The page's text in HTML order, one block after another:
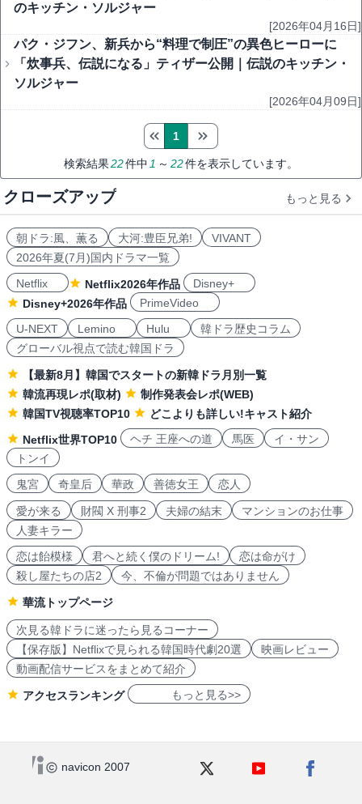
のキッチン・ソルジャー
[2026年04月16日]
パク・ジフン、新兵から“料理で制圧”の異色ヒーローに
「炊事兵、伝説になる」ティザー公開｜伝説のキッチン・
ソルジャー
[2026年04月09日]
検索結果22件中 1 ～ 22件を表示しています。
1
クローズアップ もっと見る
朝ドラ:風、薫る 大河:豊臣兄弟!
VIVANT
2026年夏(7月)国内ドラマ一覧
Netflix
Netflix2026年作品
Disney+
Disney+2026年作品
PrimeVideo
U-NEXT
Lemino Hulu
韓ドラ歴史コラム
グローバル視点で読む韓国ドラ
【最新8月】韓国でスタートの新韓ドラ月別一覧
韓流再現レポ(取材)
制作発表会レポ(WEB)
韓国TV視聴率TOP10
どこよりも詳しい!キャスト紹介
Netflix世界TOP10
ヘチ 王座への道 馬医
イ・サン
トンイ
鬼宮
奇皇后 華政 善徳女王 恋人
愛が来る 財閥 X 刑事2 夫婦の結末
マンションのお仕事
人妻キラー
恋は飴模様
君へと続く僕のドリーム!
恋は命がけ
殺し屋たちの店2
今、不倫が問題ではありません
華流トップページ
次見る韓ドラに迷ったら見るコーナー
【保存版】Netflixで見られる韓国時代劇20選
映画レビュー
動画配信サービスをまとめて紹介
アクセスランキング もっと見る>>
navicon 2007